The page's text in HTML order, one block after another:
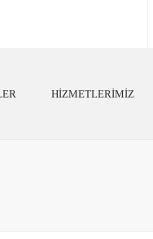
HIZMETLERIMIZ